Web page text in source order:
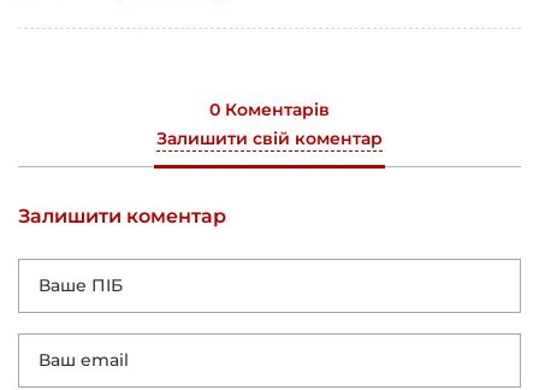
0 Коментарів
Залишити свій коментар
Залишити коментар